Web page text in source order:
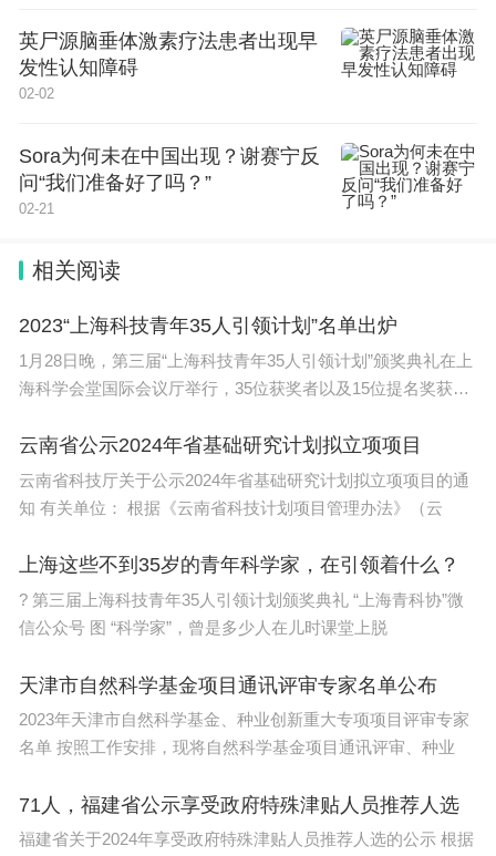
英尸源脑垂体激素疗法患者出现早
发性认知障碍
02-02
Sora为何未在中国出现？谢赛宁反
问“我们准备好了吗？”
02-21
相关阅读
2023“上海科技青年35人引领计划”名单出炉
1月28日晚，第三届“上海科技青年35人引领计划”颁奖典礼在上
海科学会堂国际会议厅举行，35位获奖者以及15位提名奖获得
云南省公示2024年省基础研究计划拟立项项目
云南省科技厅关于公示2024年省基础研究计划拟立项项目的通
知 有关单位： 根据《云南省科技计划项目管理办法》（云
上海这些不到35岁的青年科学家，在引领着什么？
? 第三届上海科技青年35人引领计划颁奖典礼 “上海青科协”微
信公众号 图 “科学家”，曾是多少人在儿时课堂上脱
天津市自然科学基金项目通讯评审专家名单公布
2023年天津市自然科学基金、种业创新重大专项项目评审专家
名单 按照工作安排，现将自然科学基金项目通讯评审、种业
71人，福建省公示享受政府特殊津贴人员推荐人选
福建省关于2024年享受政府特殊津贴人员推荐人选的公示 根据